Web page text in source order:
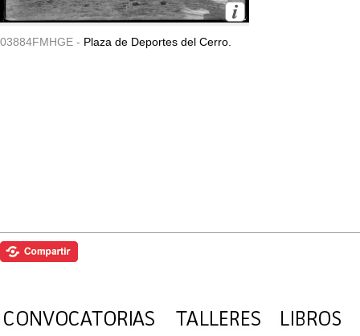
03884FMHGE - Plaza de Deportes del Cerro.